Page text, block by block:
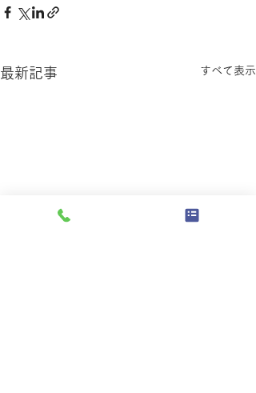
最新記事 すべて表示